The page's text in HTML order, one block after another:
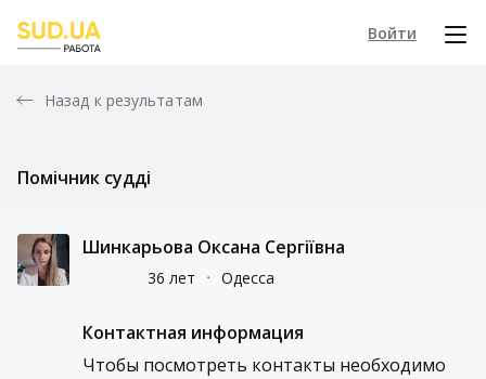
Войти
Назад к результатам
Помічник судді
Шинкарьова Оксана Сергіївна
36 лет ᛫ Одесса
Контактная информация
Чтобы посмотреть контакты необходимо